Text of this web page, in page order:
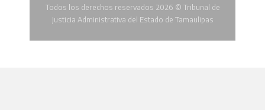
Todos los derechos reservados 2026 © Tribunal de
Justicia Administrativa del Estado de Tamaulipas